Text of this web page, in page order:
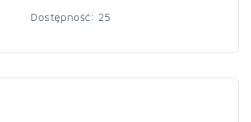
Dostępność: 25